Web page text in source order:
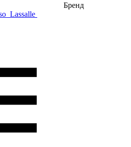
Бренд
Lassalle